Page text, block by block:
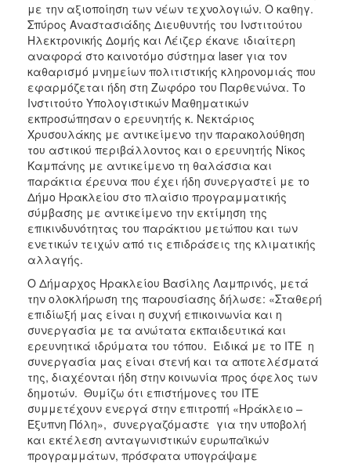
με την αξιοποίηση των νέων τεχνολογιών. Ο καθηγ.
Σπύρος Αναστασιάδης Διευθυντής του Ινστιτούτου
Ηλεκτρονικής Δομής και Λέιζερ έκανε ιδιαίτερη
αναφορά στο καινοτόμο σύστημα laser για τον
καθαρισμό μνημείων πολιτιστικής κληρονομιάς που
εφαρμόζεται ήδη στη Ζωφόρο του Παρθενώνα. Το
Ινστιτούτο Υπολογιστικών Μαθηματικών
εκπροσώπησαν ο ερευνητής κ. Νεκτάριος
Χρυσουλάκης με αντικείμενο την παρακολούθηση
του αστικού περιβάλλοντος και ο ερευνητής Νίκος
Καμπάνης με αντικείμενο τη θαλάσσια και
παράκτια έρευνα που έχει ήδη συνεργαστεί με το
Δήμο Ηρακλείου στο πλαίσιο προγραμματικής
σύμβασης με αντικείμενο την εκτίμηση της
επικινδυνότητας του παράκτιου μετώπου και των
ενετικών τειχών από τις επιδράσεις της κλιματικής
αλλαγής.
O Δήμαρχος Ηρακλείου Βασίλης Λαμπρινός, μετά
την ολοκλήρωση της παρουσίασης δήλωσε: «Σταθερή
επιδίωξή μας είναι η συχνή επικοινωνία και η
συνεργασία με τα ανώτατα εκπαιδευτικά και
ερευνητικά ιδρύματα του τόπου. Ειδικά με το ΙΤΕ η
συνεργασία μας είναι στενή και τα αποτελέσματά
της, διαχέονται ήδη στην κοινωνία προς όφελος των
δημοτών. Θυμίζω ότι επιστήμονες του ΙΤΕ
συμμετέχουν ενεργά στην επιτροπή «Ηράκλειο –
Έξυπνη Πόλη», συνεργαζόμαστε για την υποβολή
και εκτέλεση ανταγωνιστικών ευρωπαϊκών
προγραμμάτων, πρόσφατα υπογράψαμε